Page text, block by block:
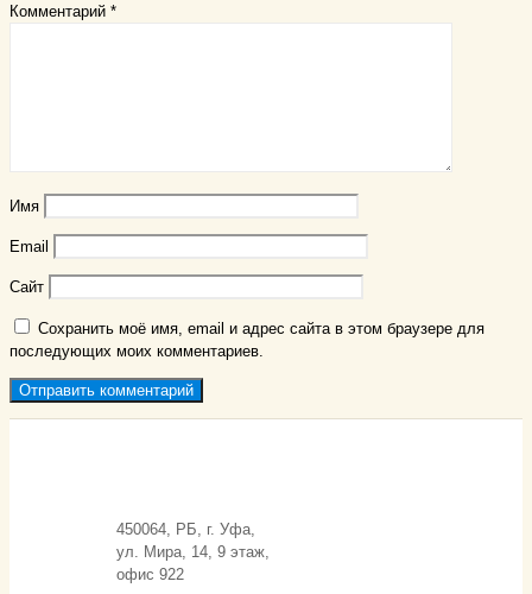
Комментарий *
Имя
Email
Сайт
Сохранить моё имя, email и адрес сайта в этом браузере для
последующих моих комментариев.
450064, РБ, г. Уфа,
ул. Мира, 14, 9 этаж,
офис 922